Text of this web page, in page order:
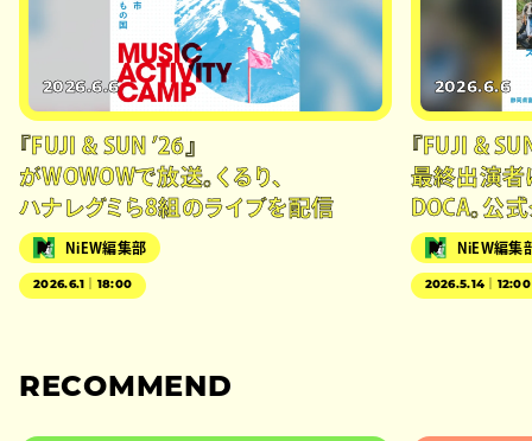
2026.6.6
『FUJI & SUN ’26』
がWOWOWで放送。くるり、
ハナレグミら8組のライブを配信
NiEW編集部
2026.6.1｜18:00
2026.6.6
『FUJI &
最終出演者
DOCA。公
NiEW編集
2026.5.14｜12:00
RECOMMEND